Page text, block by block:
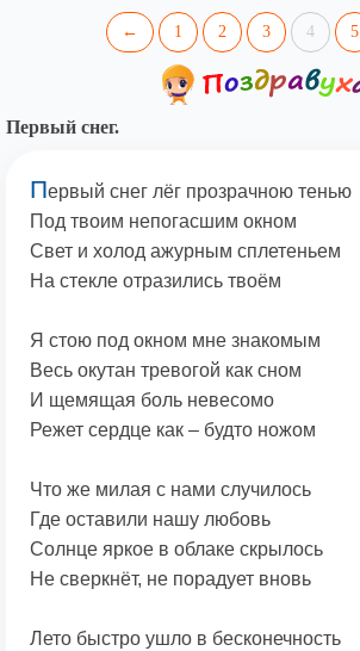
← 1 2 3 4 5
Первый снег.
Первый снег лёг прозрачною тенью
Под твоим непогасшим окном
Свет и холод ажурным сплетеньем
На стекле отразились твоём
Я стою под окном мне знакомым
Весь окутан тревогой как сном
И щемящая боль невесомо
Режет сердце как – будто ножом
Что же милая с нами случилось
Где оставили нашу любовь
Солнце яркое в облаке скрылось
Не сверкнёт, не порадует вновь
Лето быстро ушло в бесконечность